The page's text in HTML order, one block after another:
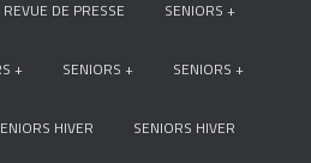
REVUE DE PRESSE SENIORS +
+ SENIORS + SENIORS +
HIVER SENIORS HIVER